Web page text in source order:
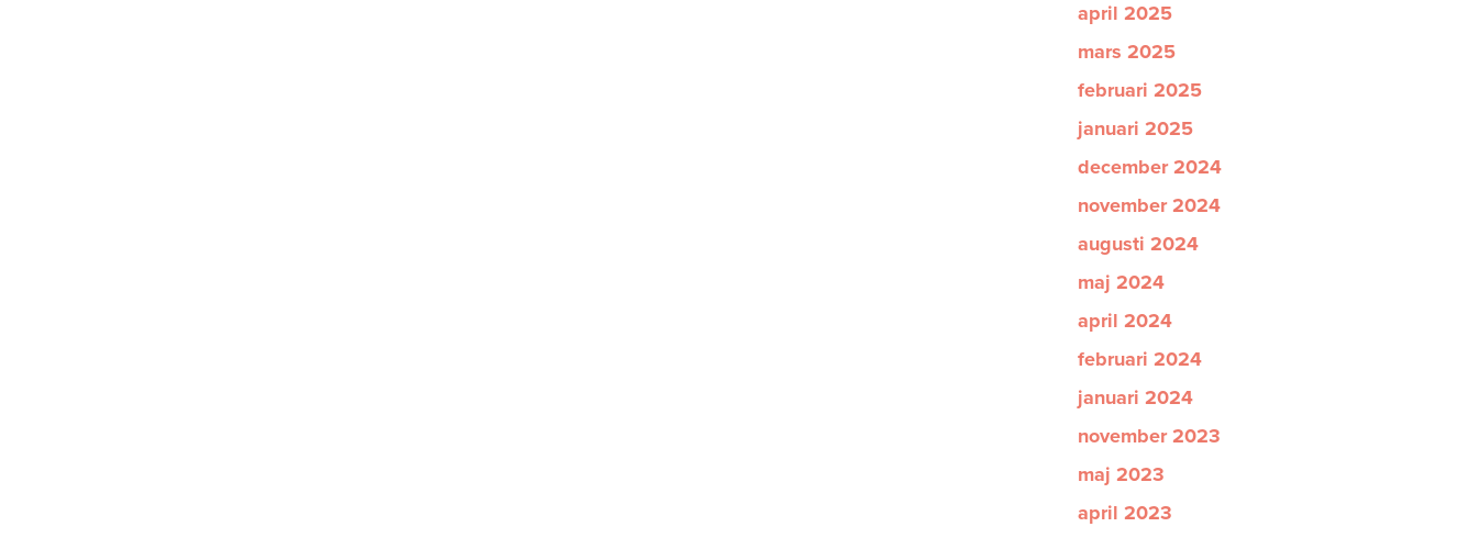
april 2025
mars 2025
februari 2025
januari 2025
december 2024
november 2024
augusti 2024
maj 2024
april 2024
februari 2024
januari 2024
november 2023
maj 2023
april 2023